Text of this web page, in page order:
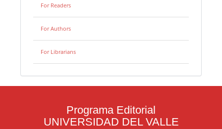
For Readers
For Authors
For Librarians
Programa Editorial
UNIVERSIDAD DEL VALLE